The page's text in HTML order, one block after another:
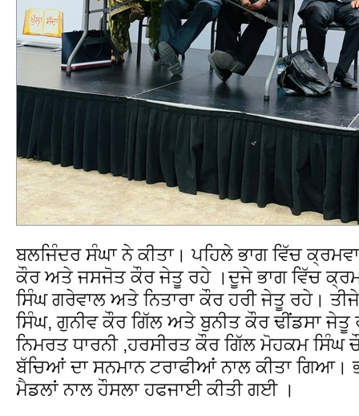
ਬਲਜਿੰਦਰ ਸੰਘਾ ਨੇ ਕੀਤਾ। ਪਹਿਲੇ ਭਾਗ ਵਿੱਚ
ਕੌਰ ਅਤੇ ਜਸਜੋਤ ਕੌਰ ਜੇਤੂ ਰਹੇ ।ਦੂਜੇ ਭਾਗ ਵਿੱਚ
ਸਿੰਘ ਗਰੇਵਾਲ ਅਤੇ ਨਿਤਾਰਾ ਕੌਰ ਹਰੀ ਜੇਤੂ ਰਹੇ।
ਸਿੰਘ, ਗੁਨੀਵ ਕੌਰ ਗਿੱਲ ਅਤੇ ਬੁਨੀਤ ਕੌਰ ਢੀਂਡਸਾ
ਨਿਮਰਤ ਧਾਰਨੀ ,ਹਰਸੀਰਤ ਕੌਰ ਗਿੱਲ ਮੋਹਕਮ
ਬੱਚਿਆਂ ਦਾ ਸਨਮਾਨ ਟਰਾਫੀਆਂ ਨਾਲ ਕੀਤਾ ਗਿਆ।
ਮੈਡਲਾਂ ਨਾਲ ਹੌਸਲਾ ਹਫਜਾਈ ਕੀਤੀ ਗਈ ।